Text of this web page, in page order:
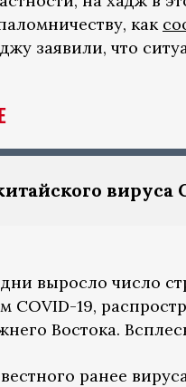
как
заявили, что
вируса
выросло число
COVID-19,
Востока.
ранее